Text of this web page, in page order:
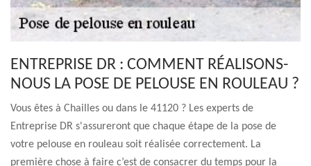
ENTREPRISE DR : COMMENT RÉALISONS-
NOUS LA POSE DE PELOUSE EN ROULEAU ?
Vous êtes à Chailles ou dans le 41120 ? Les experts de
Entreprise DR s'assureront que chaque étape de la pose de
votre pelouse en rouleau soit réalisée correctement. La
première chose à faire c’est de consacrer du temps pour la